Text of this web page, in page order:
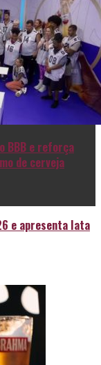
BBB e reforça
de cerveja
e apresenta lata